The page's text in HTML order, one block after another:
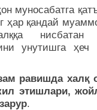
муносабатга
ҳар қандай
нисбатан
унутишга ҳеч
равишда халқ
этишлари,
.